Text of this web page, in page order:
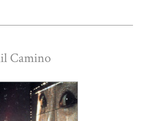
Camino